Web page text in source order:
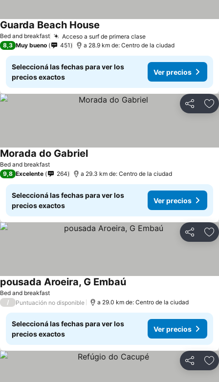
Bed and breakfast Acceso a surf de primera clase
Guarda Beach House
8,3 Muy bueno 451 a 28.9 km de: Centro de la ciudad
Seleccioná las fechas para ver los
precios exactos
Ver precios
Compartir
Bed and breakfast
Morada do Gabriel
9,8 Excelente 264 a 29.3 km de: Centro de la ciudad
Seleccioná las fechas para ver los
precios exactos
Ver precios
Compartir
Bed and breakfast
pousada Aroeira, G Embaú
/ Puntuación no disponible a 29.0 km de: Centro de la ciudad
Seleccioná las fechas para ver los
precios exactos
Ver precios
Compartir